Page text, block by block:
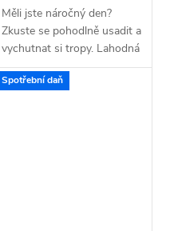
Měli jste náročný den?
Zkuste se pohodlně usadit a
vychutnat si tropy. Lahodná
mangová směs září jako
nejkrásnější západ Slunce a
Spotřební daň